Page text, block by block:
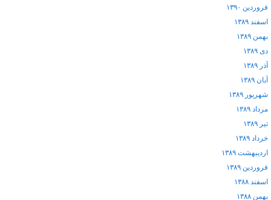
فروردین ۱۳۹۰
اسفند ۱۳۸۹
بهمن ۱۳۸۹
دی ۱۳۸۹
آذر ۱۳۸۹
آبان ۱۳۸۹
شهریور ۱۳۸۹
مرداد ۱۳۸۹
تیر ۱۳۸۹
خرداد ۱۳۸۹
اردیبهشت ۱۳۸۹
فروردین ۱۳۸۹
اسفند ۱۳۸۸
بهمن ۱۳۸۸